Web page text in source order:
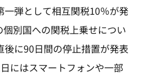
一弾として相互関税10％が発
別国への関税上乗せについ
後に90日間の停止措置が発表
にはスマートフォンや一部